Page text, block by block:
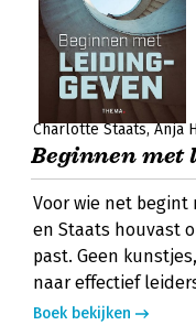
Charlotte Staats Anja
Beginnen met
Voor wie net
en Staats houvast
past. Geen
naar effectief
Boek bekijken